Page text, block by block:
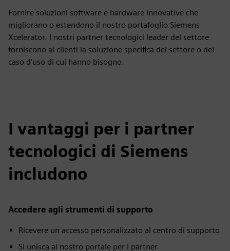
Fornire soluzioni software e hardware innovative che
migliorano o estendono il nostro portafoglio Siemens
Xcelerator. I nostri partner tecnologici leader del settore
forniscono ai clienti la soluzione specifica del settore o del
caso d'uso di cui hanno bisogno.
I vantaggi per i partner
tecnologici di Siemens
includono
Accedere agli strumenti di supporto
Ricevere un accesso personalizzato al centro di supporto
Si unisca al nostro portale per i partner